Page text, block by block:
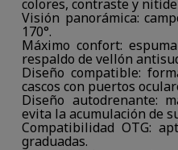
colores, contraste y
Visión panorámica:
170°.
Máximo confort:
respaldo de vellón
Diseño compatible:
cascos con puertos
Diseño autodrenante:
evita la acumulación de
Compatibilidad OTG:
graduadas.